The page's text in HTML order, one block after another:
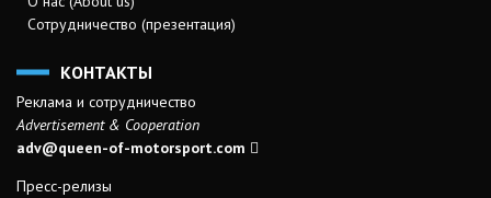
Сотрудничество (презентация)
КОНТАКТЫ
Реклама и сотрудничество
Advertisement & Cooperation
adv@queen-of-motorsport.com
Пресс-релизы